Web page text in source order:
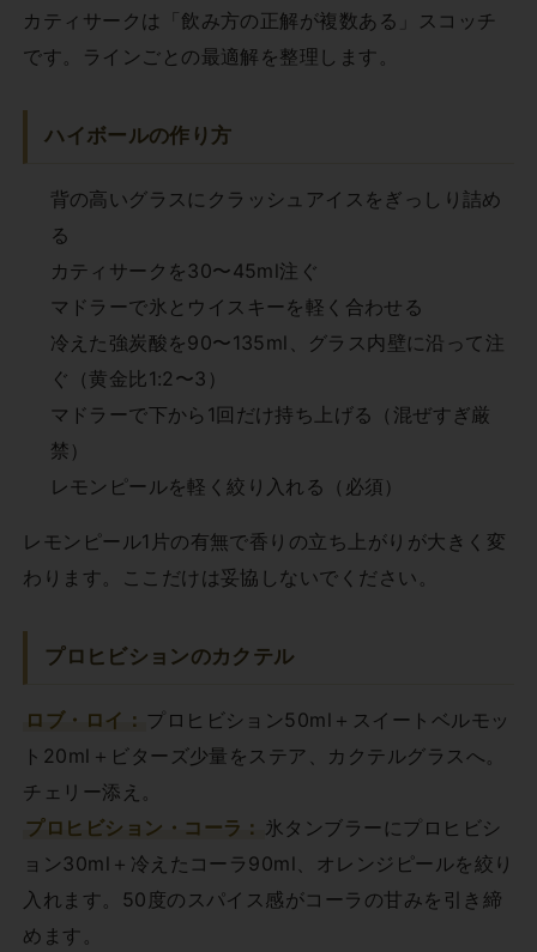
カティサークは「飲み方の正解が複数ある」スコッチ
です。ラインごとの最適解を整理します。
ハイボールの作り方
背の高いグラスにクラッシュアイスをぎっしり詰め
る
カティサークを30〜45ml注ぐ
マドラーで氷とウイスキーを軽く合わせる
冷えた強炭酸を90〜135ml、グラス内壁に沿って注
ぐ（黄金比1:2〜3）
マドラーで下から1回だけ持ち上げる（混ぜすぎ厳
禁）
レモンピールを軽く絞り入れる（必須）
レモンピール1片の有無で香りの立ち上がりが大きく変
わります。ここだけは妥協しないでください。
プロヒビションのカクテル
ロブ・ロイ： プロヒビション50ml＋スイートベルモッ
ト20ml＋ビターズ少量をステア、カクテルグラスへ。
チェリー添え。
プロヒビション・コーラ： 氷タンブラーにプロヒビシ
ョン30ml＋冷えたコーラ90ml、オレンジピールを絞り
入れます。50度のスパイス感がコーラの甘みを引き締
めます。